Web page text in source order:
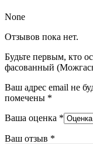
None
Отзывов пока нет.
Будьте первым, кто
фасованный
Ваш адрес email не
помечены *
Ваша оценка *
Ваш отзыв *